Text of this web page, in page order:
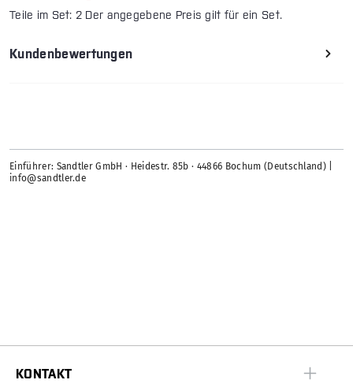
Teile im Set: 2 Der angegebene Preis gilt für ein Set.
Kundenbewertungen
Einführer: Sandtler GmbH · Heidestr. 85b · 44866 Bochum (Deutschland) |
info@sandtler.de
KONTAKT